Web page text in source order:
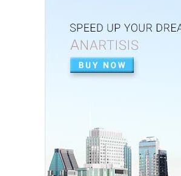
Feb 26, 2026
UNCATEGORIZED
Perkuat Sinergi, Pemkab
TP3S untuk Perta...